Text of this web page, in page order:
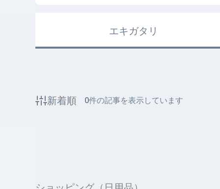
エキガタリ
新着順 0件の記事を表示しています